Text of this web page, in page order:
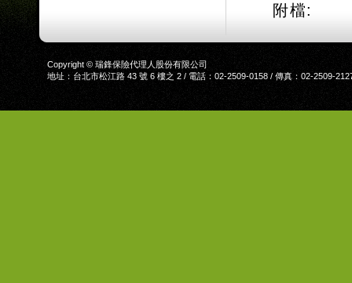
附檔:
Copyright © 瑞鋒保險代理人股份有限公司
地址：台北市松江路 43 號 6 樓之 2 / 電話：02-2509-0158 / 傳真：02-2509-